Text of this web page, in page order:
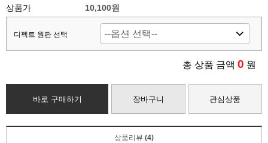
상품가 10,100원
디펙트 원판 선택
총 상품 금액 0 원
바로 구매하기 장바구니 관심상품
상품리뷰 (4)